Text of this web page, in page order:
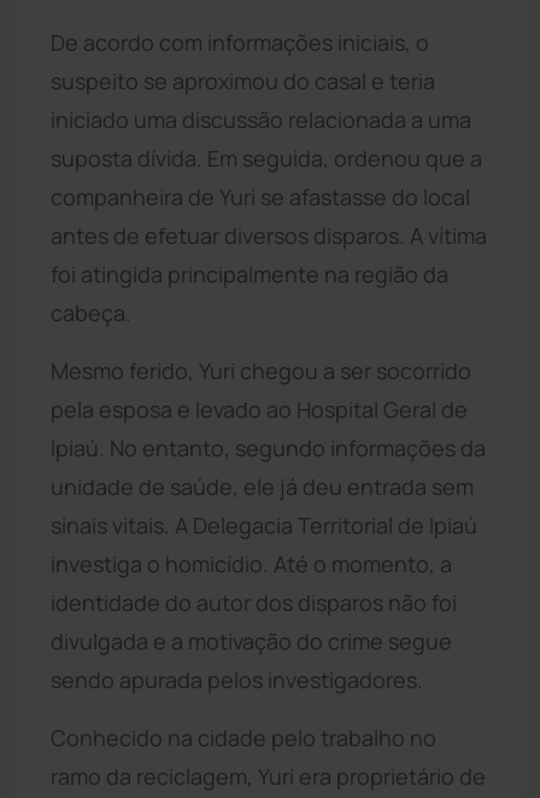
De acordo com informações iniciais, o
suspeito se aproximou do casal e teria
iniciado uma discussão relacionada a uma
suposta dívida. Em seguida, ordenou que a
companheira de Yuri se afastasse do local
antes de efetuar diversos disparos. A vítima
foi atingida principalmente na região da
cabeça.
Mesmo ferido, Yuri chegou a ser socorrido
pela esposa e levado ao Hospital Geral de
Ipiaú. No entanto, segundo informações da
unidade de saúde, ele já deu entrada sem
sinais vitais. A Delegacia Territorial de Ipiaú
investiga o homicídio. Até o momento, a
identidade do autor dos disparos não foi
divulgada e a motivação do crime segue
sendo apurada pelos investigadores.
Conhecido na cidade pelo trabalho no
ramo da reciclagem, Yuri era proprietário de